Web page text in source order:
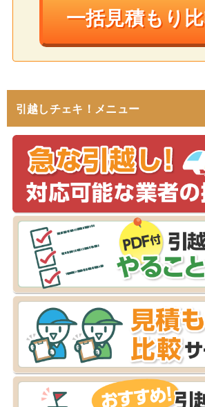
一括見積もり比
引越しチェキ！メニュー